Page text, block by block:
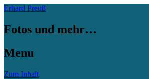
Erhard Preuß
Fotos und mehr…
Menu
Zum Inhalt